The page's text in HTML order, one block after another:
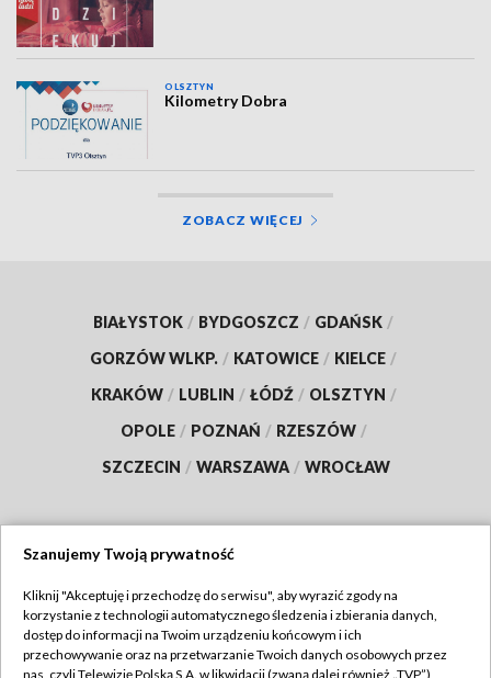
OLSZTYN
Kilometry Dobra
ZOBACZ WIĘCEJ
BIAŁYSTOK / BYDGOSZCZ / GDAŃSK /
GORZÓW WLKP. / KATOWICE / KIELCE /
KRAKÓW / LUBLIN / ŁÓDŹ / OLSZTYN /
OPOLE / POZNAŃ / RZESZÓW /
SZCZECIN / WARSZAWA / WROCŁAW
TVP
Abonament TVP
Regulamin TVP
Szanujemy Twoją prywatność
Kliknij "Akceptuję i przechodzę do serwisu", aby wyrazić zgody na
korzystanie z technologii automatycznego śledzenia i zbierania danych,
dostęp do informacji na Twoim urządzeniu końcowym i ich
przechowywanie oraz na przetwarzanie Twoich danych osobowych przez
nas, czyli Telewizję Polską S.A. w likwidacji (zwaną dalej również „TVP”),